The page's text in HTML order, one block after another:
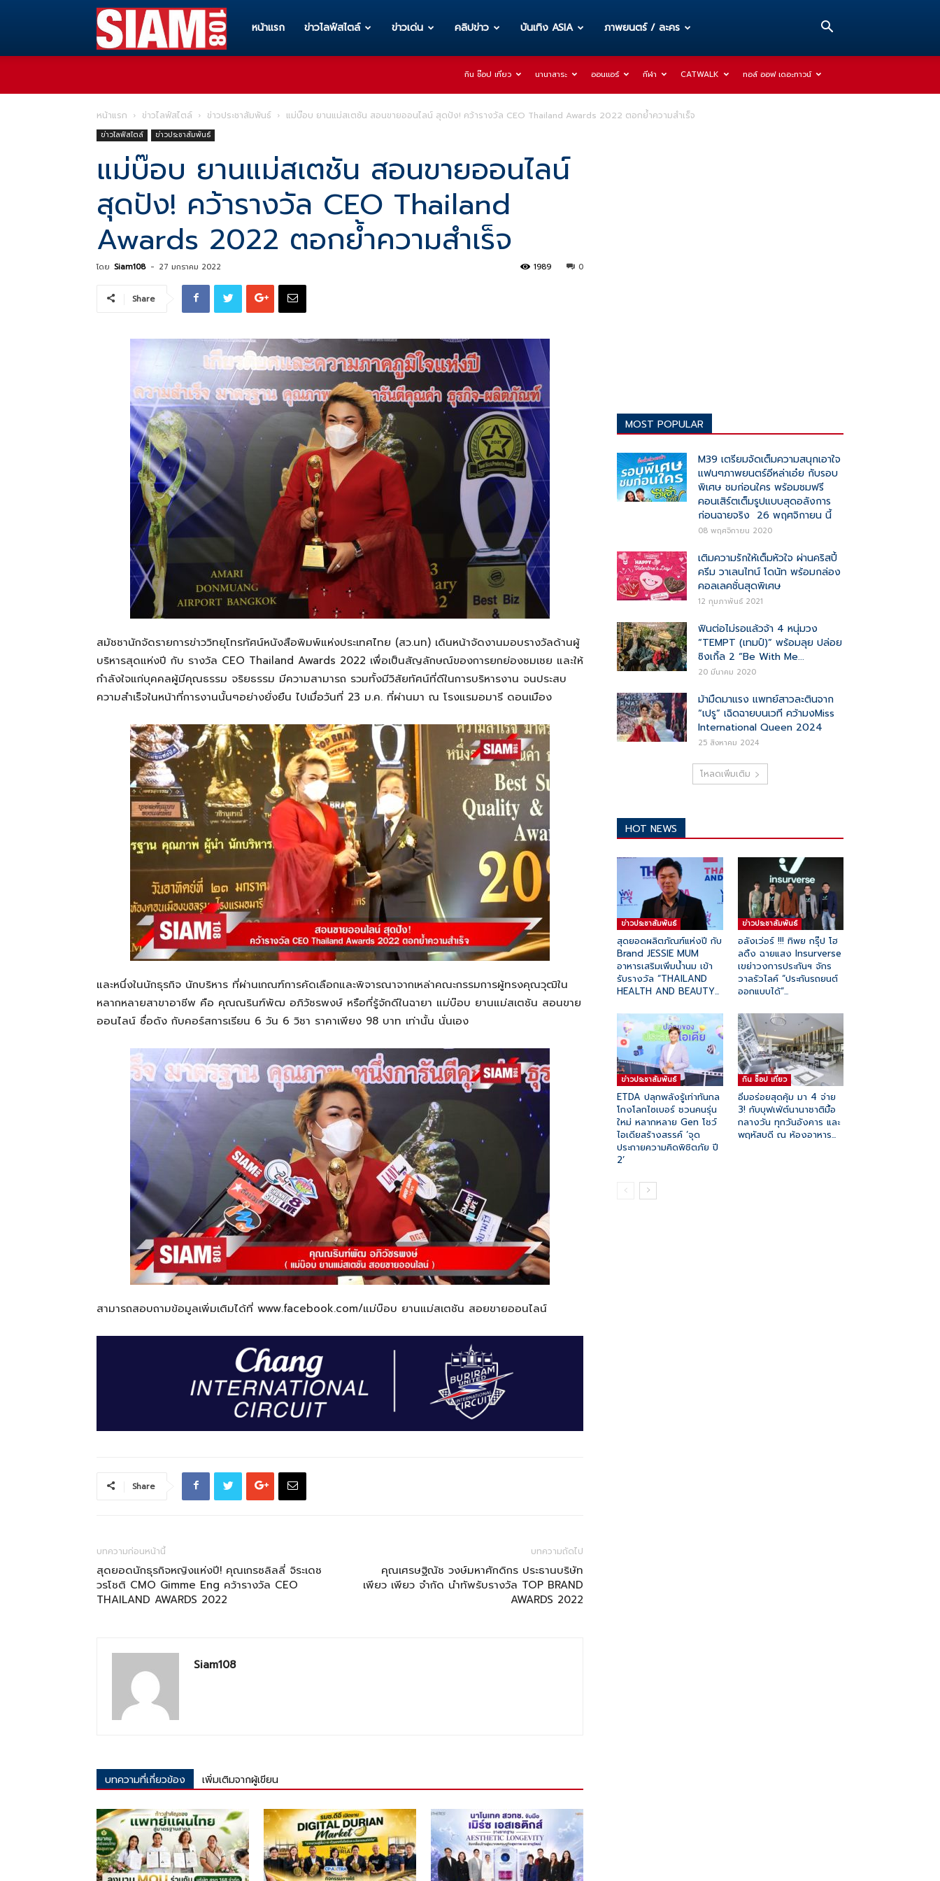
Siam108
ทุก
เรื่อง
ราว
เป็น
หน้าแรก ข่าวไลฟ์สไตล์ ข่าวเด่น คลิปข่าว บันเทิง ASIA ภาพยนตร์ / ละคร
กิน ช๊อป เที่ยว นานาสาระ ออนแอร์ กีฬา CATWALK ทอล์ ออฟ เดอะทาวน์
หน้าแรก ข่าวไลฟ์สไตล์ ข่าวประชาสัมพันธ์ แม่บ๊อบ ยานแม่สเตชัน สอนขายออนไลน์ สุดปัง! คว้ารางวัล CEO Thailand Awards 2022​ ตอกย้ำความสำเร็จ
ข่าวไลฟ์สไตล์ ข่าวประชาสัมพันธ์
แม่บ๊อบ ยานแม่สเตชัน สอนขายออนไลน์
สุดปัง! คว้ารางวัล CEO Thailand
Awards 2022​ ตอกย้ำความสำเร็จ
โดย Siam108 - 27 มกราคม 2022 0
1989
Share
สมัชชานักจัดรายการข่าววิทยุโทรทัศน์หนังสือพิมพ์แห่งประเทศไทย (สว.นท) เดินหน้าจัดงานมอบรางวัลด้านผู้
บริหารสุดแห่งปี กับ รางวัล CEO Thailand Awards 2022​ เพื่อเป็นสัญลักษณ์ของการยกย่องชมเชย และให้
กำลังใจแก่บุคคลผู้มีคุณธรรม จริยธรรม มีความสามารถ รวมทั้งมีวิสัยทัศน์ที่ดีในการบริหารงาน จนประสบ
ความสำเร็จในหน้าที่การงานนั้นๆอย่างยั่งยืน ไปเมื่อวันที่ 23 ม.ค. ที่ผ่านมา ณ โรงแรมอมารี ดอนเมือง
และหนึ่งในนักธุรกิจ นักบริหาร ที่ผ่านเกณฑ์การคัดเลือกและพิจารณาจากเหล่าคณะกรรมการผู้ทรงคุณวุฒิใน
หลากหลายสาขาอาชีพ คือ คุณณรินฑ์พัฒ อภิวัชรพงษ์ หรือที่รู้จักดีในฉายา แม่บ๊อบ ยานแม่สเตชัน สอนขาย
ออนไลน์ ชื่อดัง กับคอร์สการเรียน 6 วัน 6 วิชา ราคาเพียง 98 บาท เท่านั้น นั่นเอง
สามารถสอบถามข้อมูลเพิ่มเติมได้ที่ www.facebook.com/แม่บ๊อบ ยานแม่สเตชัน สอยขายออนไลน์
Share
บทความก่อนหน้านี้
สุดยอดนักธุรกิจหญิงแห่งปี! คุณเกรซลิลลี่ จิระเดช
วรโชติ CMO Gimme Eng คว้ารางวัล CEO
THAILAND AWARDS 2022
บทความถัดไป
คุณเศรษฐิณัช วงษ์มหาศักดิกร ประธานบริษัท
เพียว เพียว จำกัด นำทัพรับรางวัล TOP BRAND
AWARDS 2022
Siam108
บทความที่เกี่ยวข้อง เพิ่มเติมจากผู้เขียน
MOST POPULAR
M39 เตรียมจัดเต็มความสนุกเอาใจ
แฟนๆภาพยนตร์อีหล่าเอ๋ย กับรอบ
พิเศษ ชมก่อนใคร พร้อมชมฟรี
คอนเสิร์ตเต็มรูปแบบสุดอลังการ
ก่อนฉายจริง 26 พฤศจิกายน นี้
08 พฤศจิกายน 2020
เติมความรักให้เต็มหัวใจ ผ่านคริสปี้
ครีม วาเลนไทน์ โดนัท พร้อมกล่อง
คอลเลคชั่นสุดพิเศษ
12 กุมภาพันธ์ 2021
ฟินต่อไม่รอแล้วจ้า 4 หนุ่มวง
“TEMPT (เทมป์)” พร้อมลุย ปล่อย
ซิงเกิ้ล 2 “Be With Me...
20 มีนาคม 2020
ม้ามืดมาแรง แพทย์สาวละตินจาก
“เปรู” เฉิดฉายบนเวที คว้ามงMiss
International Queen 2024
25 สิงหาคม 2024
โหลดเพิ่มเติม
HOT NEWS
ข่าวประชาสัมพันธ์
สุดยอดผลิตภัณฑ์แห่งปี กับ
Brand JESSIE MUM
อาหารเสริมเพิ่มน้ำนม เข้า
รับรางวัล “THAILAND
HEALTH AND BEAUTY...
ข่าวประชาสัมพันธ์
อลังเว่อร์ !!! ทิพย กรุ๊ป โฮ
ลดิ้ง ฉายแสง Insurverse
เขย่าวงการประกันฯ จักร
วาลรัวไลค์ “ประกันรถยนต์
ออกแบบได้”...
ข่าวประชาสัมพันธ์
ETDA ปลุกพลังรู้เท่าทันกล
โกงโลกไซเบอร์ ชวนคนรุ่น
ใหม่ หลากหลาย Gen โชว์
ไอเดียสร้างสรรค์ ‘จุด
ประกายความคิดพิชิตภัย ปี
2’
กิน ช๊อป เที่ยว
อิ่มอร่อยสุดคุ้ม มา 4 จ่าย
3! กับบุฟเฟ่ต์นานาชาติมื้อ
กลางวัน ทุกวันอังคาร และ
พฤหัสบดี ณ ห้องอาหาร...